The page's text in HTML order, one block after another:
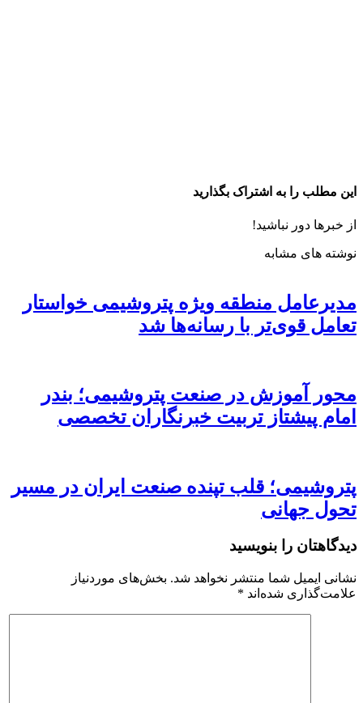
این مطلب را به اشتراک بگذارید
از خبرها دور نباشید!
نوشته های مشابه
مدیرعامل منطقه ویژه پتروشیمی خواستار
تعامل قوی‌تر با رسانه‌ها شد
محور آموزش در صنعت پتروشیمی؛ بندر
امام پیشتاز تربیت خبرنگاران تخصصی
پتروشیمی؛ قلب تپنده صنعت ایران در مسیر
تحول جهانی
دیدگاهتان را بنویسید
نشانی ایمیل شما منتشر نخواهد شد. بخش‌های موردنیاز
علامت‌گذاری شده‌اند *